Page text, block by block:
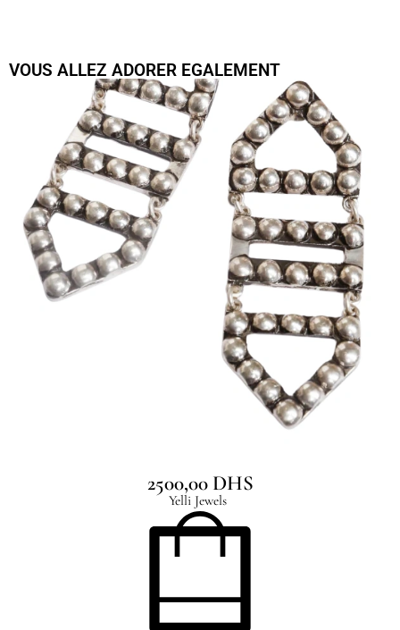
VOUS ALLEZ ADORER EGALEMENT
Yelli Jewels
2500,00 DHS